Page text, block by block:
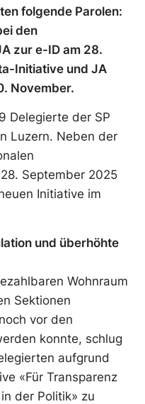
folgende Parolen:
den
zur e-ID am 28.
Initiative und JA
November.
Delegierte der SP
Luzern. Neben der
September 2025
Initiative im
und überhöhte
Wohnraum
Sektionen
vor den
konnte, schlug
aufgrund
«Für Transparenz
der Politik» zu